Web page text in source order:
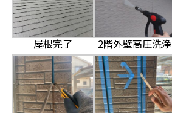
屋根完了 2階外壁高圧洗浄